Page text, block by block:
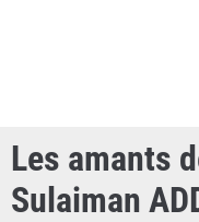
Les amants
Sulaiman